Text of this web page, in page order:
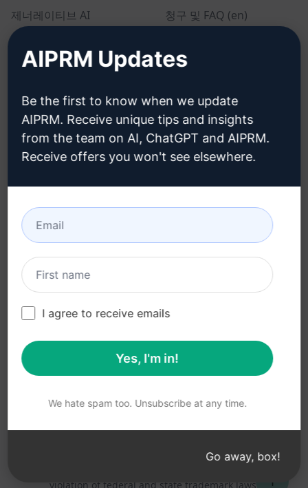
제너레이티브 AI
팀 요금제 (en)
블로그 (en)
청구 및 FAQ (en)
법률
사용 제한 정책 (en)
이용 약관 (en)
브라우저 확장 약관 (en)
청구 약관 (en)
다운로드
Google 크롬
© 2026
All logos, trademarks, and registered trademarks are the
AIPRM and other related brand names are registered
laws.
and EU CTM EU18823472, EU18830896.
violation of federal and state trademark laws.
↑
AIPRM Updates
Be the first to know when we update
AIPRM. Receive unique tips and insights
from the team on AI, ChatGPT and AIPRM.
Receive offers you won't see elsewhere.
I agree to receive emails
Yes, I'm in!
We hate spam too. Unsubscribe at any time.
Go away, box!